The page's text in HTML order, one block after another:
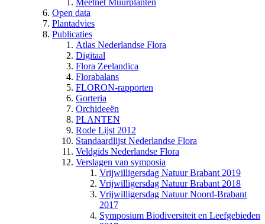
Meetnet Muurplanten
Open data
Plantadvies
Publicaties
Atlas Nederlandse Flora
Digitaal
Flora Zeelandica
Florabalans
FLORON-rapporten
Gorteria
Orchideeën
PLANTEN
Rode Lijst 2012
Standaardlijst Nederlandse Flora
Veldgids Nederlandse Flora
Verslagen van symposia
Vrijwilligersdag Natuur Brabant 2019
Vrijwilligersdag Natuur Brabant 2018
Vrijwilligersdag Natuur Noord-Brabant
2017
Symposium Biodiversiteit en Leefgebieden